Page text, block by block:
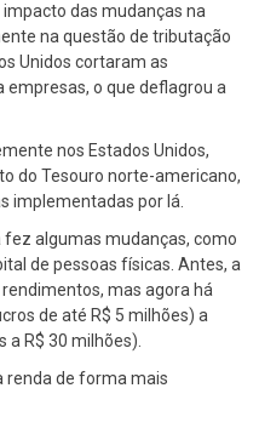
das mudanças na
na questão de tributação
Unidos cortaram as
o que deflagrou a
nos Estados Unidos,
do Tesouro norte-americano,
implementadas por lá.
fez algumas mudanças, como
de pessoas físicas. Antes, a
mas agora há
de até R$ 5 milhões) a
a R$ 30 milhões).
renda de forma mais